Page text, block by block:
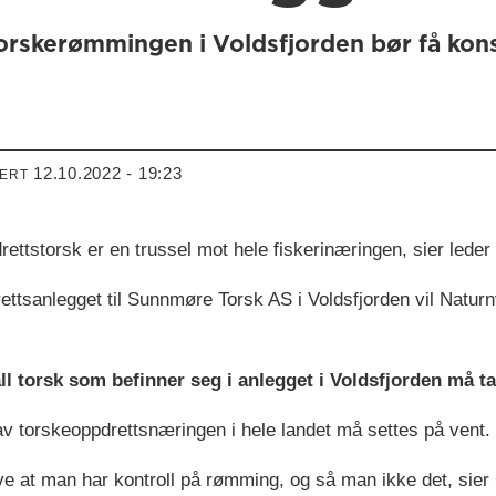
i Voldsfjorden bør få
12.10.2022 - 19:23
er en trussel mot hele fiskerinæringen, sier
til Sunnmøre Torsk AS i Voldsfjorden vil
torsk som befinner seg i anlegget i Voldsfjorden må
torskeoppdrettsnæringen i hele landet må settes på vent.
at man har kontroll på rømming, og så man ikke det, sier